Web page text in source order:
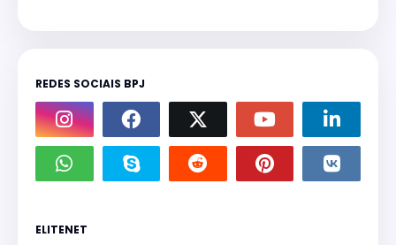
REDES SOCIAIS BPJ
ELITENET